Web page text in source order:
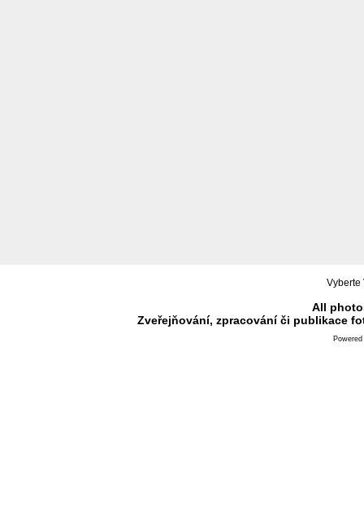
Vyberte
All
Zveřejňování, zpracování či publikace